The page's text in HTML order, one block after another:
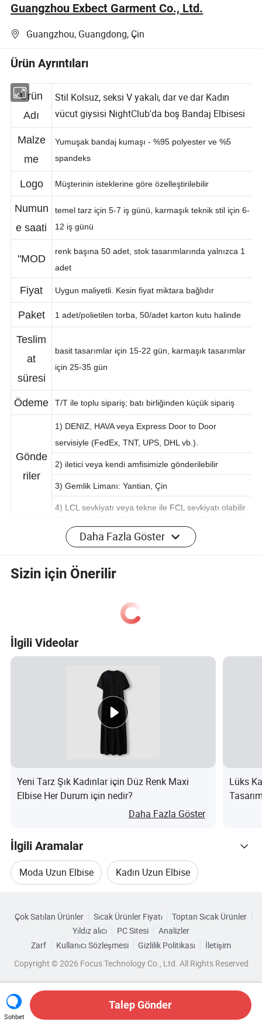
Guangzhou Exbect Garment Co., Ltd.
Guangzhou, Guangdong, Çin
Ürün Ayrıntıları
Adı
Stil Kolsuz, seksi V yakalı, dar ve dar Kadın
vücut giysisi NightClub'da boş Bandaj Elbisesi
me
Yumuşak bandaj kumaşı - %95 polyester ve %5
spandeks
Logo Müşterinin isteklerine göre özelleştirilebilir
e saati
temel tarz için 5-7 iş günü, karmaşık teknik stil için 6-
12 iş günü
renk başına 50 adet, stok tasarımlarında yalnızca 1
adet
Fiyat Uygun maliyetli. Kesin fiyat miktara bağlıdır
Paket 1 adet/polietilen torba, 50/adet karton kutu halinde
Teslim
at
süresi
basit tasarımlar için 15-22 gün, karmaşık tasarımlar
Ödeme T/T ile toplu sipariş; batı birliğinden küçük sipariş
Gönde
1) DENIZ, HAVA veya Express Door to Door
Ana ürünleriniz nelerdir?
Ana ürünlerimiz bandaj elbiseler, parti elbiseleri, akşam
elbiseleri ve düğün elbiseleridir.
Ayrıca müşteri için tasarım hizmeti, kumaşlar ve
aksesuarlar da sunuyoruz.
(2). Bir fabrika veya ticari şirket misiniz?
Biz profesyonel bir sanayi şirketi olan bir parti elbiseleriz,
uzun bir tarihe sahiptir.
kapasitesi 20,000 parça.
Evet, tasarımcıımız numune almadan ve toplu üretim
yapmadan önce onayınızı almak için resmi hazırlayabilir.
(5). Beden/numara tablosu sunmalı mıyım?
Daha Fazla Göster
Sizin için Önerilir
İlgili Videolar
Yeni Tarz Şık Kadınlar için Düz Renk Maxi
Elbise Her Durum için nedir?
Daha Fazla Göster
Lüks
İlgili Aramalar
Moda Uzun Elbise Kadın Uzun Elbise
Bayanlar Parti Elbisesi Bayanlar Uzun Elbise
Çok Satılan Ürünler Sıcak Ürünler Fiyatı
Toptan Sıcak Ürünler
Yıldız alıcı
PC Sitesi
Analizler
Zarf
Kullanıcı Sözleşmesi Gizlilik Politikası
İletişim
Copyright © 2026 Focus Technology Co., Ltd. All Rights Reserved
Sohbet
Talep Gönder